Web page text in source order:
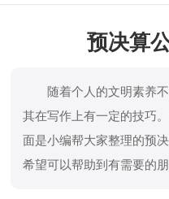
预决算
随着个人的文明素养不
其在写作上有一定的技巧
面是小编帮大家整理的预
希望可以帮助到有需要的朋